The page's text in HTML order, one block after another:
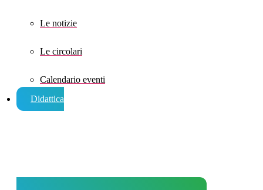
Le notizie
Le circolari
Calendario eventi
Didattica